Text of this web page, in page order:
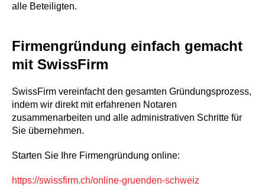
alle Beteiligten.
Firmengründung einfach gemacht
mit SwissFirm
SwissFirm vereinfacht den gesamten Gründungsprozess,
indem wir direkt mit erfahrenen Notaren
zusammenarbeiten und alle administrativen Schritte für
Sie übernehmen.
Starten Sie Ihre Firmengründung online:
https://swissfirm.ch/online-gruenden-schweiz